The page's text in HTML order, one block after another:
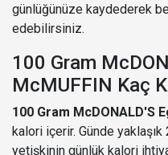
günlüğünüze kaydederek
edebilirsiniz.
100 Gram
McMUFFIN Kaç
100 Gram McDONALD'S
kalori içerir. Günde
yetişkinin günlük kalori